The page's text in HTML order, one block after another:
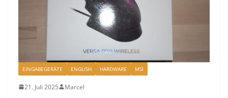
EINGABEGERÄTE ENGLISH HARDWARE MSI
21. Juli 2025 Marcel